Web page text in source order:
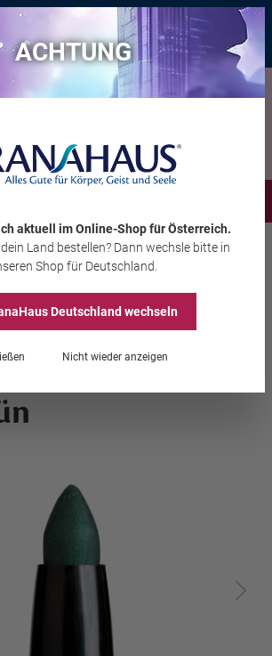
mit dem Vorteils-Codeeintauchen , gültig bis
11.08.2026
& Körperpflege
Kajal,
ACHTUNG
aktuell im Online-Shopfür Österreich.
Land bestellen? Dann wechsle bitte in
Shop für Deutschland
Deutschland wechseln
Nicht wieder anzeigen